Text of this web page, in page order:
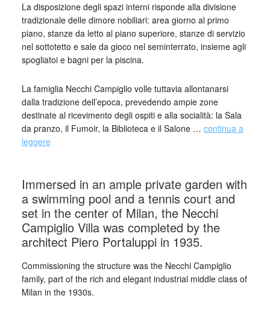
La disposizione degli spazi interni risponde alla divisione
tradizionale delle dimore nobiliari: area giorno al primo
piano, stanze da letto al piano superiore, stanze di servizio
nel sottotetto e sale da gioco nel seminterrato, insieme agli
spogliatoi e bagni per la piscina.
La famiglia Necchi Campiglio volle tuttavia allontanarsi
dalla tradizione dell’epoca, prevedendo ampie zone
destinate al ricevimento degli ospiti e alla socialità: la Sala
da pranzo, il Fumoir, la Biblioteca e il Salone … continua a
leggere
Immersed in an ample private garden with
a swimming pool and a tennis court and
set in the center of Milan, the Necchi
Campiglio Villa was completed by the
architect Piero Portaluppi in 1935.
Commissioning the structure was the Necchi Campiglio
family, part of the rich and elegant industrial middle class of
Milan in the 1930s.